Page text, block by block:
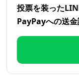
投票を装った
PayPayへの送